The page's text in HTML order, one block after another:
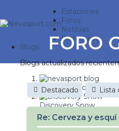
Estaciones
Foros
Noticias
Reportajes
Blogs
Blogs actualizados
nevasport blog
Discovery Snow
Brasil
FORO
Destacado Lista
Re: Cerveza y esquí